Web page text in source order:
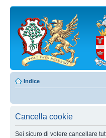
Indice
Cancella cookie
Sei sicuro di volere cancellare